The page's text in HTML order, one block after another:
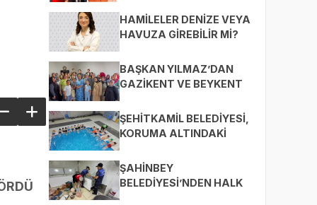
HAMİLELER DENİZE VEYA
HAVUZA GİREBİLİR Mİ?
BAŞKAN YILMAZ’DAN
GAZİKENT VE BEYKENT
ŞEHİTKAMİL BELEDİYESİ,
KORUMA ALTINDAKİ
BULUŞTURUYOR
ŞAHİNBEY
BELEDİYESİ’NDEN HALK